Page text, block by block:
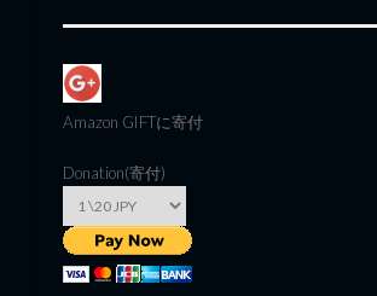
Amazon GIFTに寄付
Donation(寄付)